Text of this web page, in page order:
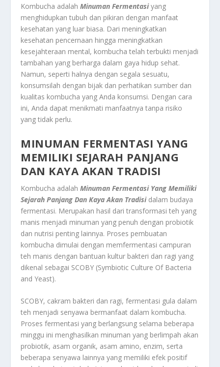
Kombucha adalahMinuman Fermentasiyang
menghidupkan tubuh dan pikiran dengan manfaat
kesehatan yang luar biasa. Dari meningkatkan
kesehatan pencernaan hingga meningkatkan
kesejahteraan mental, kombucha telah terbukti menjadi
tambahan yang berharga dalam gaya hidup sehat.
Namun, seperti halnya dengan segala sesuatu,
konsumsilah dengan bijak dan perhatikan sumber dan
kualitas kombucha yang Anda konsumsi. Dengan cara
ini, Anda dapat menikmati manfaatnya tanpa risiko
yang tidak perlu.
MINUMAN FERMENTASI YANG
MEMILIKI SEJARAH PANJANG
DAN KAYA AKAN TRADISI
Kombucha adalahMinuman Fermentasi Yang Memiliki
Sejarah Panjang Dan Kaya Akan Tradisidalam budaya
fermentasi. Merupakan hasil dari transformasi teh yang
manis menjadi minuman yang penuh dengan probiotik
dan nutrisi penting lainnya. Proses pembuatan
kombucha dimulai dengan memfermentasi campuran
teh manis dengan bantuan kultur bakteri dan ragi yang
dikenal sebagai SCOBY (Symbiotic Culture Of Bacteria
and Yeast).
SCOBY, cakram bakteri dan ragi, fermentasi gula dalam
teh menjadi senyawa bermanfaat dalam kombucha.
Proses fermentasi yang berlangsung selama beberapa
minggu ini menghasilkan minuman yang berlimpah akan
probiotik, asam organik, asam amino, enzim, serta
beberapa senyawa lainnya yang memiliki efek positif